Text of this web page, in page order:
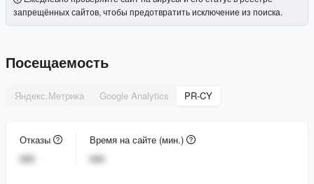
запрещённых сайтов, чтобы предотвратить исключение из поиска.
Посещаемость
Яндекс.Метрика Google Analytics PR-CY
Отказы
###
Время на сайте (мин.)
###